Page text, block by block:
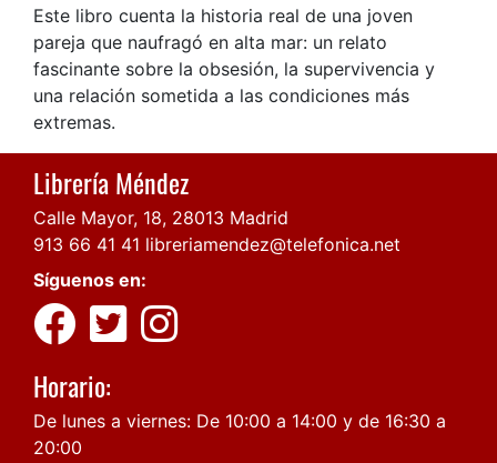
Este libro cuenta la historia real de una joven
pareja que naufragó en alta mar: un relato
fascinante sobre la obsesión, la supervivencia y
una relación sometida a las condiciones más
extremas.
Librería Méndez
Calle Mayor, 18, 28013 Madrid
913 66 41 41 libreriamendez@telefonica.net
Síguenos en:
Horario:
De lunes a viernes: De 10:00 a 14:00 y de 16:30 a
20:00